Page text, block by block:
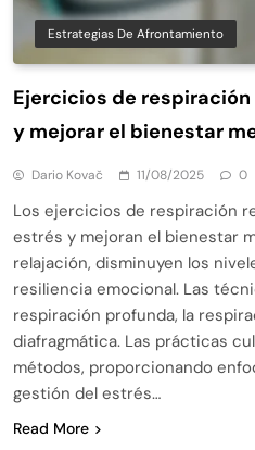
Estrategias De Afrontamiento
Ejercicios de
y mejorar el bienestar
Dario Kovač 11/08/2025 0
Los ejercicios de respiración
estrés y mejoran el bienestar
relajación, disminuyen los
resiliencia emocional. Las
respiración profunda, la
diafragmática. Las prácticas
métodos, proporcionando
gestión del estrés…
Read More